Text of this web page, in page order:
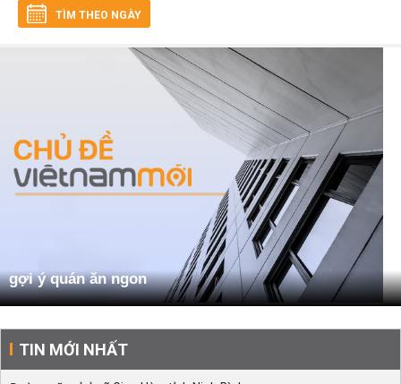
TÌM THEO NGÀY
gợi ý quán ăn ngon
TIN MỚI NHẤT